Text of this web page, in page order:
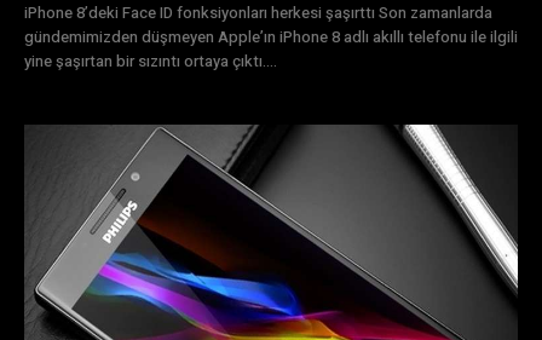
iPhone 8’deki Face ID fonksiyonları herkesi şaşırttı Son zamanlarda
gündemimizden düşmeyen Apple’ın iPhone 8 adlı akıllı telefonu ile ilgili
yine şaşırtan bir sızıntı ortaya çıktı....